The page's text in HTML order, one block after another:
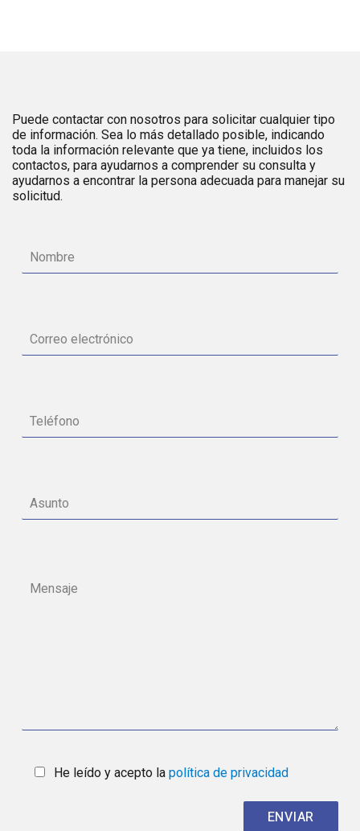
Puede contactar con nosotros para solicitar cualquier tipo
de información. Sea lo más detallado posible, indicando
toda la información relevante que ya tiene, incluidos los
contactos, para ayudarnos a comprender su consulta y
ayudarnos a encontrar la persona adecuada para manejar su
solicitud.
He leído y acepto la política de privacidad